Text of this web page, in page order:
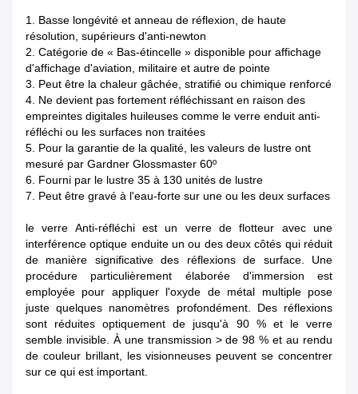
1. Basse longévité et anneau de réflexion, de haute
résolution, supérieurs d'anti-newton
2. Catégorie de « Bas-étincelle » disponible pour affichage
d'affichage d'aviation, militaire et autre de pointe
3. Peut être la chaleur gâchée, stratifié ou chimique renforcé
4. Ne devient pas fortement réfléchissant en raison des
empreintes digitales huileuses comme le verre enduit anti-
réfléchi ou les surfaces non traitées
5. Pour la garantie de la qualité, les valeurs de lustre ont
mesuré par Gardner Glossmaster 60º
6. Fourni par le lustre 35 à 130 unités de lustre
7. Peut être gravé à l'eau-forte sur une ou les deux surfaces
le verre Anti-réfléchi est un verre de flotteur avec une
interférence optique enduite un ou des deux côtés qui réduit
de manière significative des réflexions de surface. Une
procédure particulièrement élaborée d'immersion est
employée pour appliquer l'oxyde de métal multiple pose
juste quelques nanomètres profondément. Des réflexions
sont réduites optiquement de jusqu'à 90 % et le verre
semble invisible. À une transmission > de 98 % et au rendu
de couleur brillant, les visionneuses peuvent se concentrer
sur ce qui est important.